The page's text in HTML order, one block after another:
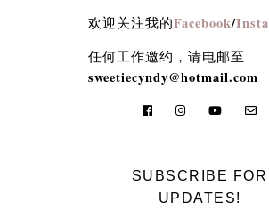
欢迎关注我的Facebook/
任何工作邀约，请电邮至
sweetiecyndy@hotmail.com
SUBSCRIBE FOR
UPDATES!